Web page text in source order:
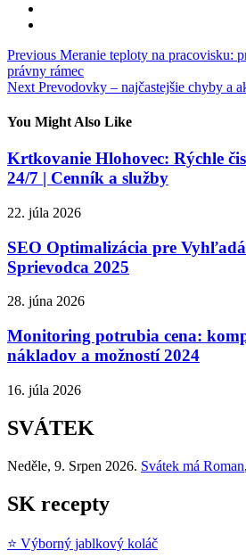
Navigácia
v
Previous Meranie teploty na pracovisku:
právny rámec
Next Prevodovky – najčastejšie chyby a
You Might Also Like
Krtkovanie Hlohovec: Rýchle
24/7 | Cenník a služby
22. júla 2026
SEO Optimalizácia pre
Sprievodca 2025
28. júna 2026
Monitoring potrubia cena:
nákladov a možností 2024
16. júla 2026
SVÁTEK
Neděle, 9. Srpen 2026. Svátek má Roman
SK recepty
⭐ Výborný jablkový koláč